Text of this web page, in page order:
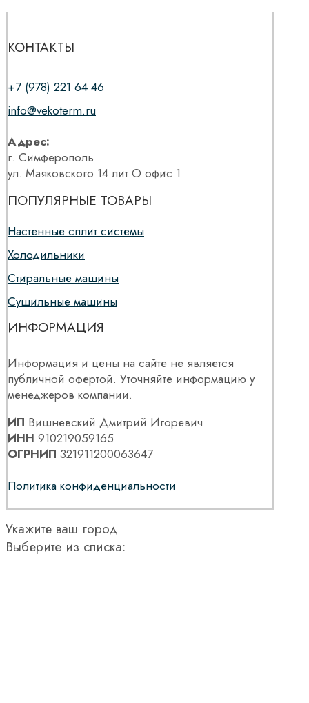
КОНТАКТЫ
+7 (978) 221 64 46
info@vekoterm.ru
Адрес:
г. Симферополь
ул. Маяковского 14 лит О офис 1
ПОПУЛЯРНЫЕ ТОВАРЫ
Настенные сплит системы
Холодильники
Стиральные машины
Сушильные машины
ИНФОРМАЦИЯ
Информация и цены на сайте не является
публичной офертой. Уточняйте информацию у
менеджеров компании.
ИП Вишневский Дмитрий Игоревич
ИНН 910219059165
ОГРНИП 321911200063647
Политика конфиденциальности
Укажите ваш город
Выберите из списка: